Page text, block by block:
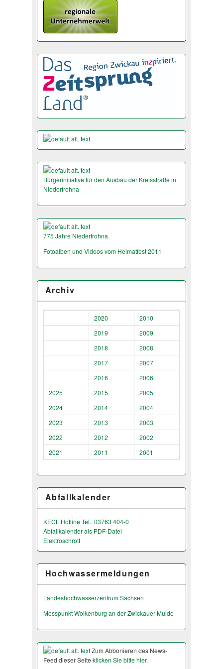
Bürgerinitiative für den Ausbau der Kreisstraße in
Niederfrohna
775 Jahre Niederfrohna
Fotoalben und Videos vom Heimatfest 2011
Archiv
2020
2010
2019
2009
2018
2008
2017
2007
2016
2006
2025
2015
2005
2024
2014
2004
2023
2013
2003
2022
2012
2002
2021
2011 2001
Abfallkalender
KECL Hotline Tel.: 03763 404-0
Abfallkalender als PDF-Datei
Elektroschrott
Hochwassermeldungen
Landeshochwas­serzentrum Sachsen
Messpunkt Wolkenburg an der Zwickauer Mulde
Zum Abbonieren des News-
Feed dieser Seite klicken Sie bitte hier.